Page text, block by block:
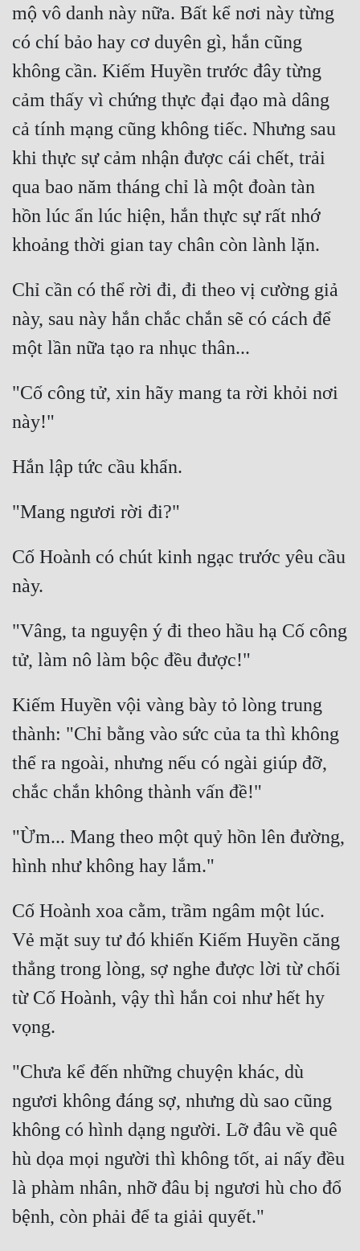
Kiếm Hiệp
Kỳ Huyễn
Kỳ Ảo
Linh Dị
Làm Giàu
Lịch Sử
Mưu Mô
Ngôn Tình
Ngược
Nữ Cường
Nữ Phụ
Phong Thủy - Tâm Linh
Phương Tây
Quan Trường
Quân Sự
Sảng Văn
Sủng
Tiên Hiệp
Trùng Sinh
Trọng Sinh
Tu Chân
Tu Tiên
Tội Phạm
Vô Địch
Võ Hiệp
Võng Du
Xuyên Không
Xuyên Nhanh
Xuyên Sách
Xuyên Thư
Điền Văn
mộ vô danh này nữa. Bất kể nơi này từng
có chí bảo hay cơ duyên gì, hắn cũng
không cần. Kiếm Huyền trước đây từng
cảm thấy vì chứng thực đại đạo mà dâng
cả tính mạng cũng không tiếc. Nhưng sau
khi thực sự cảm nhận được cái chết, trải
qua bao năm tháng chỉ là một đoàn tàn
hồn lúc ẩn lúc hiện, hắn thực sự rất nhớ
Chỉ cần có thể rời đi, đi theo vị cường giả
này, sau này hắn chắc chắn sẽ có cách để
"Cố công tử, xin hãy mang ta rời khỏi nơi
Cố Hoành có chút kinh ngạc trước yêu cầu
"Vâng, ta nguyện ý đi theo hầu hạ Cố công
Kiếm Huyền vội vàng bày tỏ lòng trung
thành: "Chỉ bằng vào sức của ta thì không
thể ra ngoài, nhưng nếu có ngài giúp đỡ,
"Ừm... Mang theo một quỷ hồn lên đường,
Cố Hoành xoa cằm, trầm ngâm một lúc.
Vẻ mặt suy tư đó khiến Kiếm Huyền căng
thẳng trong lòng, sợ nghe được lời từ chối
từ Cố Hoành, vậy thì hắn coi như hết hy
"Chưa kể đến những chuyện khác, dù
ngươi không đáng sợ, nhưng dù sao cũng
không có hình dạng người. Lỡ đâu về quê
hù dọa mọi người thì không tốt, ai nấy đều
là phàm nhân, nhỡ đâu bị ngươi hù cho đổ